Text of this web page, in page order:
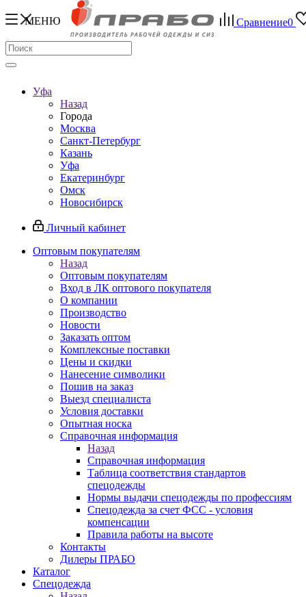
МЕНЮ Сравнение0
Уфа
Назад
Города
Москва
Санкт-Петербург
Казань
Уфа
Екатеринбург
Омск
Новосибирск
Личный кабинет
Оптовым покупателям
Назад
Оптовым покупателям
Вход в ЛК оптового покупателя
О компании
Производство
Новости
Заказать оптом
Комплексные поставки
Цены и скидки
Нанесение символики
Пошив на заказ
Выезд специалиста
Условия доставки
Опытная носка
Справочная информация
Назад
Справочная информация
Таблица соответствия стандартов
спецодежды
Нормы выдачи спецодежды по профессиям
Спецодежда за счет ФСС - условия
компенсации
Правила работы на высоте
Контакты
Дилеры ПРАБО
Каталог
Спецодежда